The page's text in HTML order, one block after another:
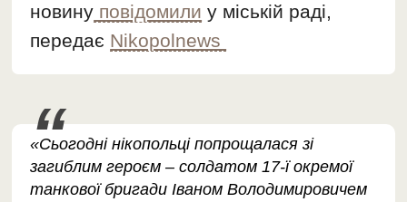
новину повідомили у міській раді,
передає Nikopolnews
«Сьогодні нікопольці попрощалася зі
загиблим героєм – солдатом 17-ї окремої
танкової бригади Іваном Володимировичем